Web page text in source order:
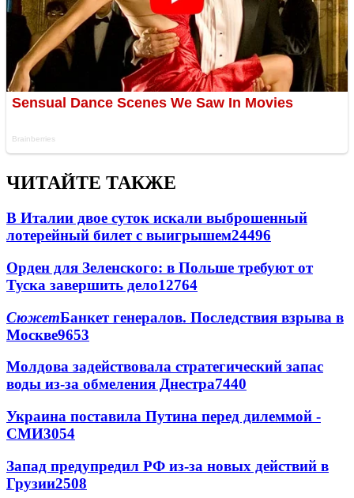
ЧИТАЙТЕ ТАКЖЕ
В Италии двое суток искали выброшенный
лотерейный билет с выигрышем24496
Орден для Зеленского: в Польше требуют от
Туска завершить дело12764
СюжетБанкет генералов. Последствия взрыва в
Москве9653
Молдова задействовала стратегический запас
воды из-за обмеления Днестра7440
Украина поставила Путина перед дилеммой -
СМИ3054
Запад предупредил РФ из-за новых действий в
Грузии2508